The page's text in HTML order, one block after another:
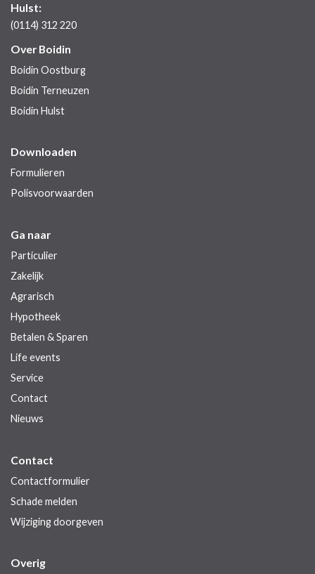
Hulst:
(0114) 312 220
Over Boidin
Boidin Oostburg
Boidin Terneuzen
Boidin Hulst
Downloaden
Formulieren
Polisvoorwaarden
Ga naar
Particulier
Zakelijk
Agrarisch
Hypotheek
Betalen & Sparen
Life events
Service
Contact
Nieuws
Contact
Contactformulier
Schade melden
Wijziging doorgeven
Overig